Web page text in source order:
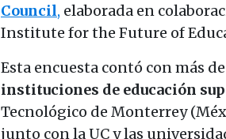
Council, elaborada en
Institute for the Future of
Esta encuesta contó con más de
instituciones de educación
Tecnológico de Monterrey
junto con la UC y las